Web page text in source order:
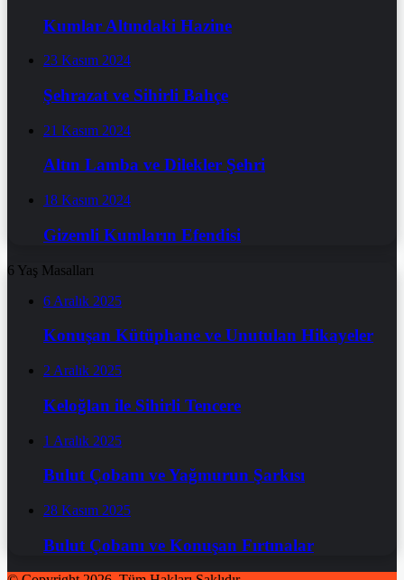
Kumlar Altındaki Hazine
23 Kasım 2024
Şehrazat ve Sihirli Bahçe
21 Kasım 2024
Altın Lamba ve Dilekler Şehri
18 Kasım 2024
Gizemli Kumların Efendisi
6 Yaş Masalları
6 Aralık 2025
Konuşan Kütüphane ve Unutulan Hikayeler
2 Aralık 2025
Keloğlan ile Sihirli Tencere
1 Aralık 2025
Bulut Çobanı ve Yağmurun Şarkısı
28 Kasım 2025
Bulut Çobanı ve Konuşan Fırtınalar